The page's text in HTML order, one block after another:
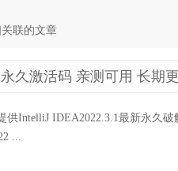
关联的文章
久激活码 亲测可用 长期
供IntelliJ IDEA2022.3.1最新永久
...